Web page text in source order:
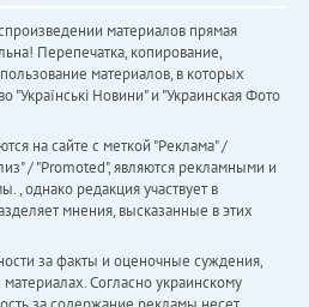
материалов прямая
Перепечатка, копирование,
материалов, в которых
"Українськi Новини" и "Украинская Фото
на сайте с меткой "Реклама" /
/ "Promoted", являются рекламными и
, однако редакция участвует в
мнения, высказанные в этих
за факты и оценочные суждения,
Согласно украинскому